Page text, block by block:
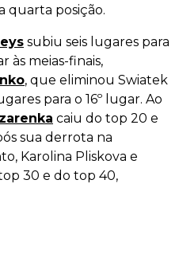
quarta posição.
subiu seis lugares para
às meias-finais,
, que eliminou Swiatek
para o 16º lugar. Ao
caiu do top 20 e
sua derrota na
Karolina Pliskova e
30 e do top 40,